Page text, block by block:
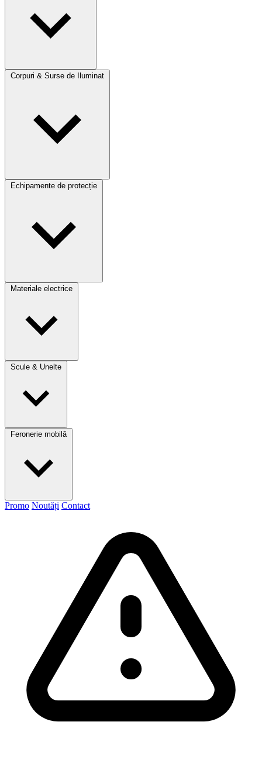
Corpuri & Surse de Iluminat
Echipamente de protecție
Materiale electrice
Scule & Unelte
Feronerie mobilă
Promo Noutăți Contact